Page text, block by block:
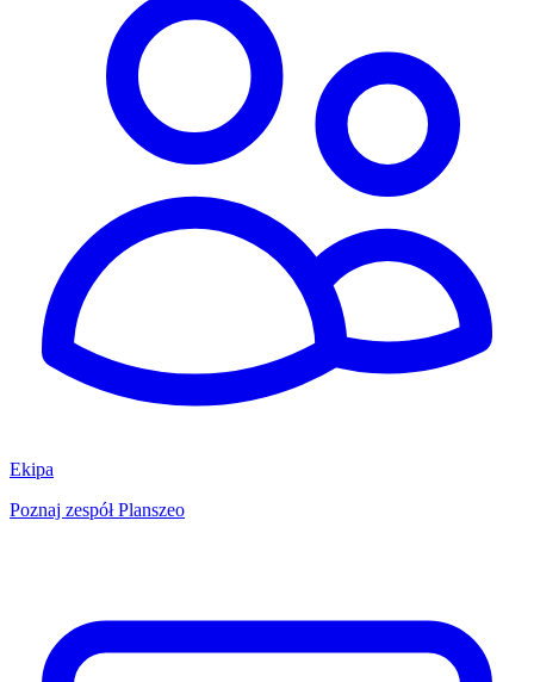
Ekipa
Poznaj zespół Planszeo